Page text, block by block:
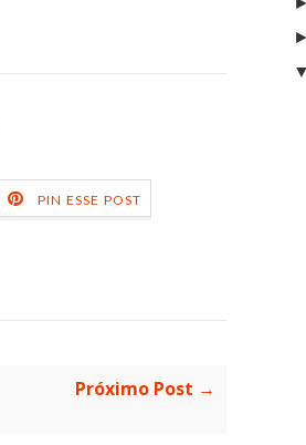
PIN ESSE POST
Próximo Post →
▼